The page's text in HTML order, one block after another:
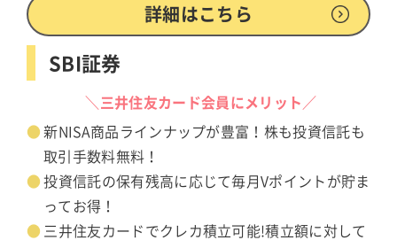
詳細はこちら
SBI証券
＼三井住友カード会員にメリット／
新NISA商品ラインナップが豊富！株も投資信託も
取引手数料無料！
投資信託の保有残高に応じて毎月Vポイントが貯ま
ってお得！
三井住友カードでクレカ積立可能!積立額に対して